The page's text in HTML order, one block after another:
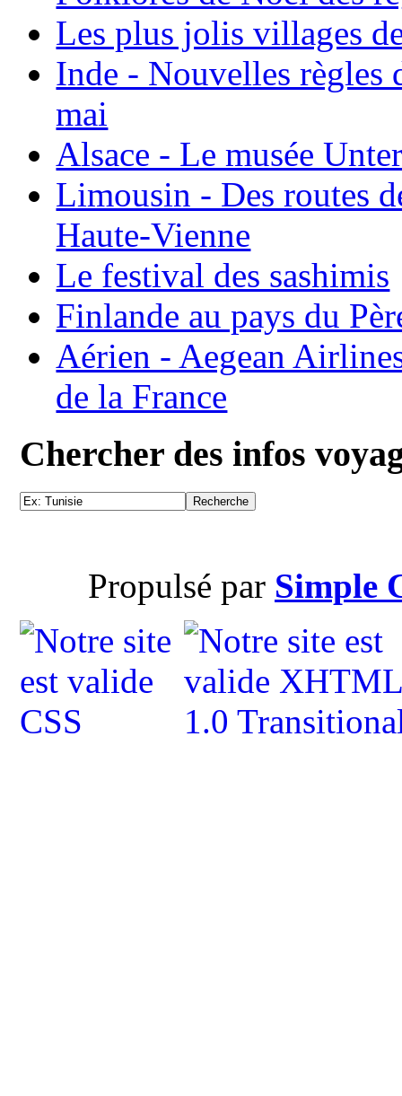
Les plus jolis villages
Inde - Nouvelles règles
mai
Alsace - Le musée
Limousin - Des routes
Haute-Vienne
Le festival des sashimis
Finlande au pays du
Aérien - Aegean
de la France
Chercher des infos
Propulsé par Simple